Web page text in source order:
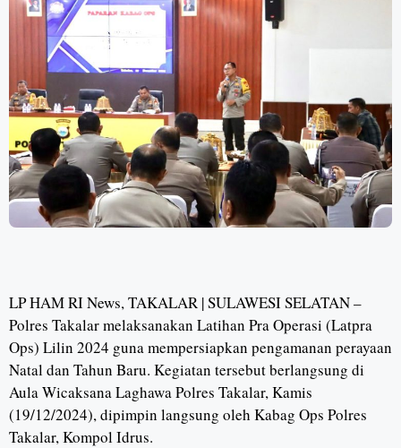
LP HAM RI News, TAKALAR | SULAWESI SELATAN –
Polres Takalar melaksanakan Latihan Pra Operasi (Latpra
Ops) Lilin 2024 guna mempersiapkan pengamanan perayaan
Natal dan Tahun Baru. Kegiatan tersebut berlangsung di
Aula Wicaksana Laghawa Polres Takalar, Kamis
(19/12/2024), dipimpin langsung oleh Kabag Ops Polres
Takalar, Kompol Idrus.